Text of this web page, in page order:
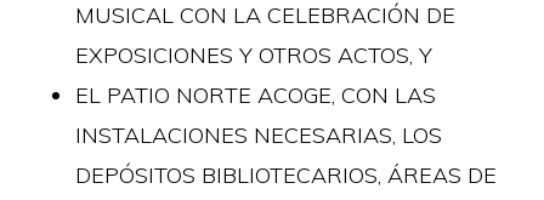
MUSICAL CON LA CELEBRACIÓN DE
EXPOSICIONES Y OTROS ACTOS, Y
EL PATIO NORTE ACOGE, CON LAS
INSTALACIONES NECESARIAS, LOS
DEPÓSITOS BIBLIOTECARIOS, ÁREAS DE